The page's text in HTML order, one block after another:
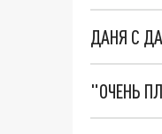
ДАНЯ С